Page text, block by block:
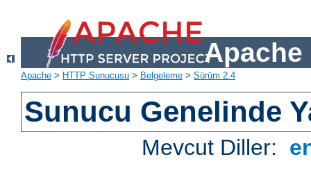
Apache
Apache > HTTP Sunucusu > Belgeleme > Sürüm 2.4
Sunucu Genelinde
Mevcut Diller: